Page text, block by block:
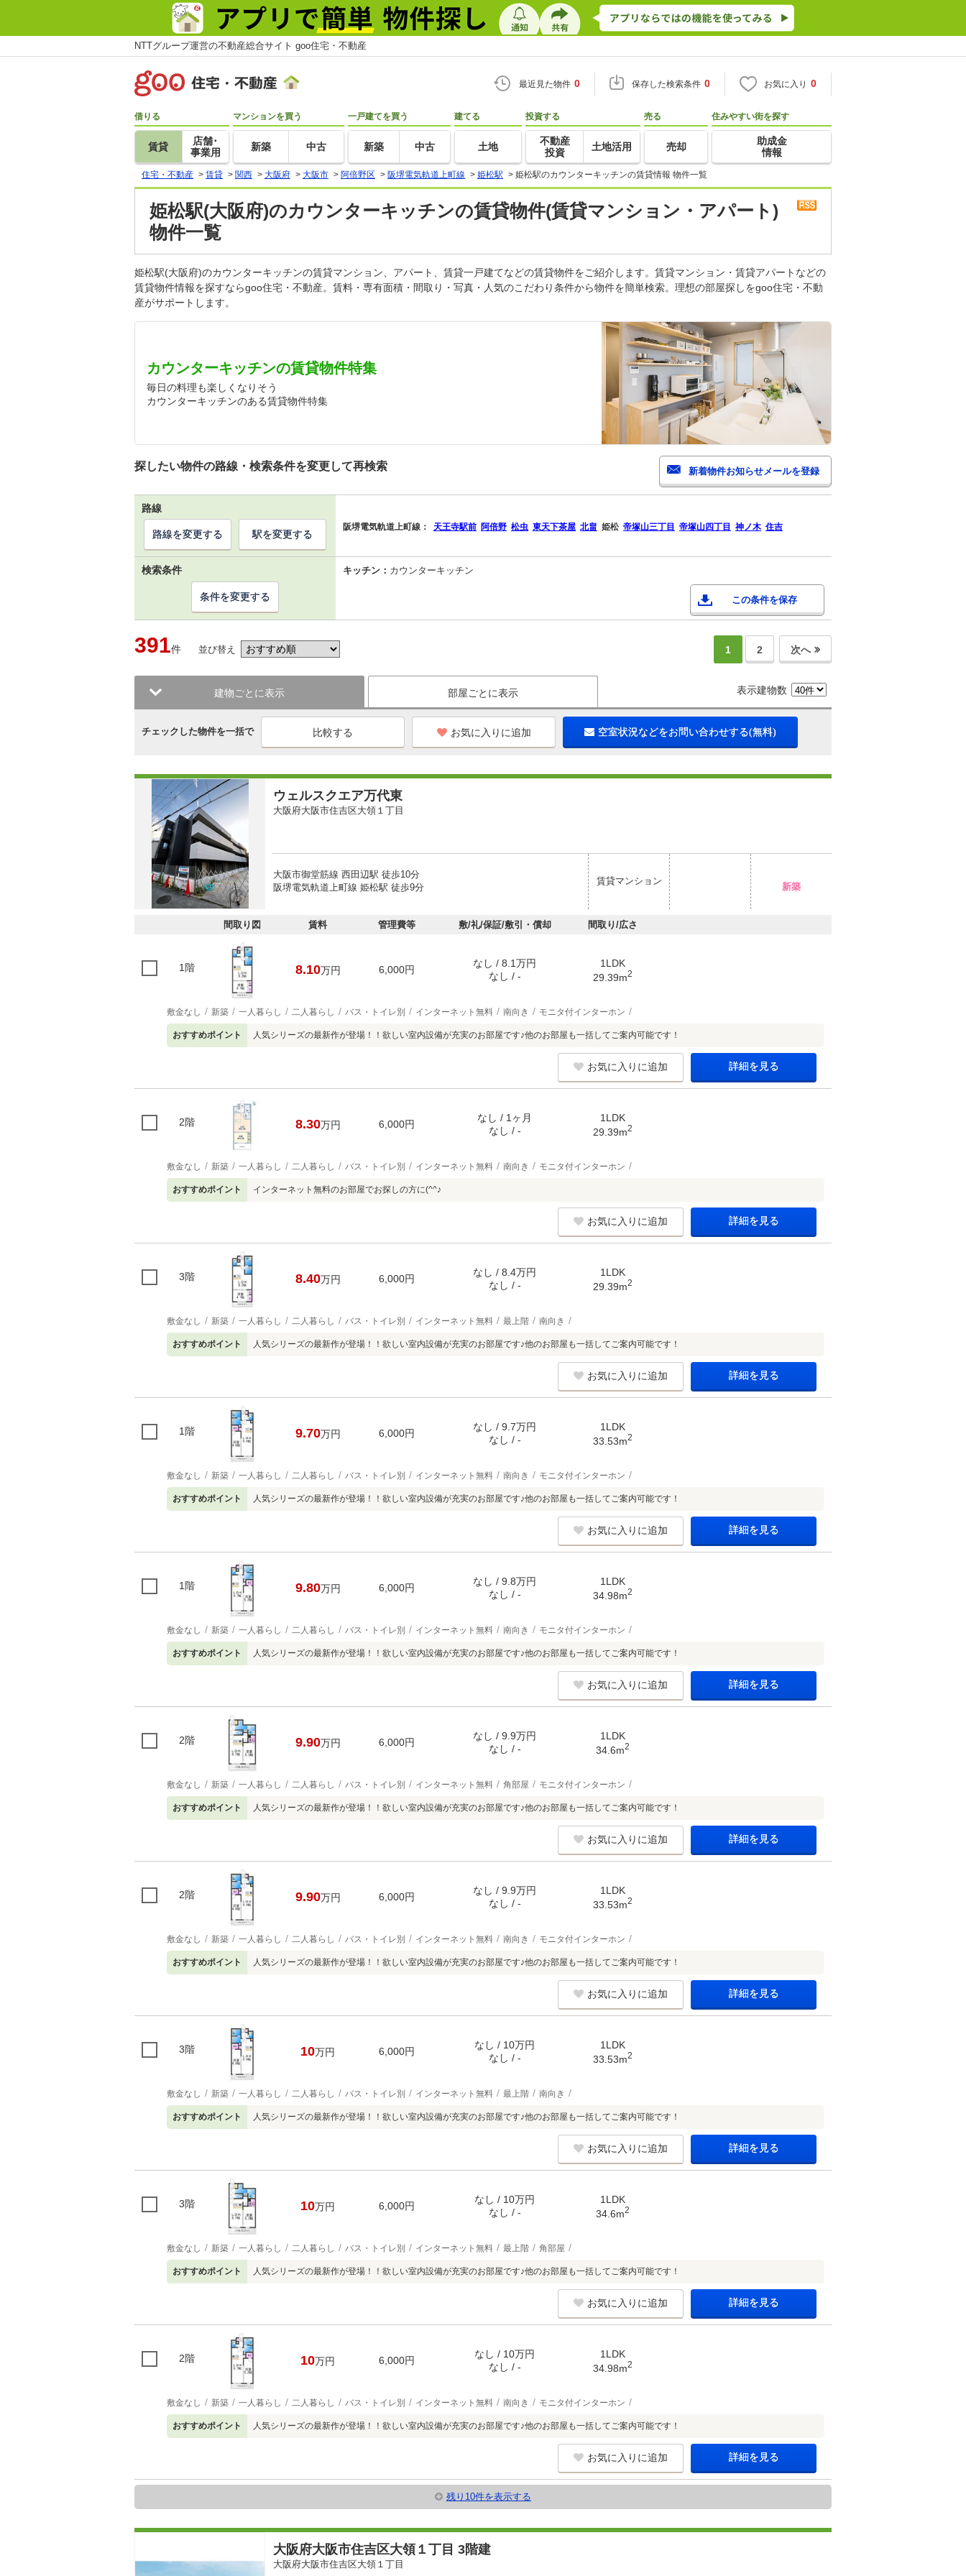
NTTグループ運営の不動産総合サイト goo住宅・不動産
最近見た物件 0 保存した検索条件 0 お気に入り 0
借りる
賃貸
店舗･
事業用
マンションを買う
新築 中古
一戸建てを買う
新築 中古
建てる
土地
投資する
不動産
投資
土地活用
売る
売却
住みやすい街を探す
助成金
情報
住宅・不動産 > 賃貸 > 関西 > 大阪府 > 大阪市 > 阿倍野区 > 阪堺電気軌道上町線 > 姫松駅 > 姫松駅のカウンターキッチンの賃貸情報 物件一覧
姫松駅(大阪府)のカウンターキッチンの賃貸物件(賃貸マンション・アパート)
物件一覧
姫松駅(大阪府)のカウンターキッチンの賃貸マンション、アパート、賃貸一戸建てなどの賃貸物件をご紹介します。賃貸マンション・賃貸アパートなどの
賃貸物件情報を探すならgoo住宅・不動産。賃料・専有面積・間取り・写真・人気のこだわり条件から物件を簡単検索。理想の部屋探しをgoo住宅・不動
産がサポートします。
カウンターキッチンの賃貸物件特集
毎日の料理も楽しくなりそう
カウンターキッチンのある賃貸物件特集
探したい物件の路線・検索条件を変更して再検索
路線
阪堺電気軌道上町線： 天王寺駅前 阿倍野 松虫 東天下茶屋 北畠 姫松 帝塚山三丁目 帝塚山四丁目 神ノ木 住吉
路線を変更する 駅を変更する
検索条件 キッチン： カウンターキッチン
この条件を保存
条件を変更する
391件 並び替え 1 2 次へ
建物ごとに表示 部屋ごとに表示 表示建物数
チェックした物件を一括で お気に入りに追加 空室状況などをお問い合わせする(無料)
ウェルスクエア万代東
大阪府大阪市住吉区大領１丁目
大阪市御堂筋線 西田辺駅 徒歩10分
阪堺電気軌道上町線 姫松駅 徒歩9分
賃貸マンション
新築
間取り図 賃料 管理費等 敷/礼/保証/敷引・償却 間取り/広さ
1階 8.10万円 6,000円
なし / 8.1万円
なし / -
1LDK
29.39m2
敷金なし 新築 一人暮らし 二人暮らし バス・トイレ別 インターネット無料 南向き モニタ付インターホン
おすすめポイント 人気シリーズの最新作が登場！！欲しい室内設備が充実のお部屋です♪他のお部屋も一括してご案内可能です！
お気に入りに追加 詳細を見る
2階 8.30万円 6,000円
なし / 1ヶ月
なし / -
1LDK
29.39m2
敷金なし 新築 一人暮らし 二人暮らし バス・トイレ別 インターネット無料 南向き モニタ付インターホン
おすすめポイント インターネット無料のお部屋でお探しの方に(^^♪
お気に入りに追加 詳細を見る
3階 8.40万円 6,000円
なし / 8.4万円
なし / -
1LDK
29.39m2
敷金なし 新築 一人暮らし 二人暮らし バス・トイレ別 インターネット無料 最上階 南向き
おすすめポイント 人気シリーズの最新作が登場！！欲しい室内設備が充実のお部屋です♪他のお部屋も一括してご案内可能です！
お気に入りに追加 詳細を見る
1階 9.70万円 6,000円
なし / 9.7万円
なし / -
1LDK
33.53m2
敷金なし 新築 一人暮らし 二人暮らし バス・トイレ別 インターネット無料 南向き モニタ付インターホン
おすすめポイント 人気シリーズの最新作が登場！！欲しい室内設備が充実のお部屋です♪他のお部屋も一括してご案内可能です！
お気に入りに追加 詳細を見る
1階 9.80万円 6,000円
なし / 9.8万円
なし / -
1LDK
34.98m2
敷金なし 新築 一人暮らし 二人暮らし バス・トイレ別 インターネット無料 南向き モニタ付インターホン
おすすめポイント 人気シリーズの最新作が登場！！欲しい室内設備が充実のお部屋です♪他のお部屋も一括してご案内可能です！
お気に入りに追加 詳細を見る
2階 9.90万円 6,000円
なし / 9.9万円
なし / -
1LDK
34.6m2
敷金なし 新築 一人暮らし 二人暮らし バス・トイレ別 インターネット無料 角部屋 モニタ付インターホン
おすすめポイント 人気シリーズの最新作が登場！！欲しい室内設備が充実のお部屋です♪他のお部屋も一括してご案内可能です！
お気に入りに追加 詳細を見る
2階 9.90万円 6,000円
なし / 9.9万円
なし / -
1LDK
33.53m2
敷金なし 新築 一人暮らし 二人暮らし バス・トイレ別 インターネット無料 南向き モニタ付インターホン
おすすめポイント 人気シリーズの最新作が登場！！欲しい室内設備が充実のお部屋です♪他のお部屋も一括してご案内可能です！
お気に入りに追加 詳細を見る
3階 10万円 6,000円
なし / 10万円
なし / -
1LDK
33.53m2
敷金なし 新築 一人暮らし 二人暮らし バス・トイレ別 インターネット無料 最上階 南向き
おすすめポイント 人気シリーズの最新作が登場！！欲しい室内設備が充実のお部屋です♪他のお部屋も一括してご案内可能です！
お気に入りに追加 詳細を見る
3階 10万円 6,000円
なし / 10万円
なし / -
1LDK
34.6m2
敷金なし 新築 一人暮らし 二人暮らし バス・トイレ別 インターネット無料 最上階 角部屋
おすすめポイント 人気シリーズの最新作が登場！！欲しい室内設備が充実のお部屋です♪他のお部屋も一括してご案内可能です！
お気に入りに追加 詳細を見る
2階 10万円 6,000円
なし / 10万円
なし / -
1LDK
34.98m2
敷金なし 新築 一人暮らし 二人暮らし バス・トイレ別 インターネット無料 南向き モニタ付インターホン
おすすめポイント 人気シリーズの最新作が登場！！欲しい室内設備が充実のお部屋です♪他のお部屋も一括してご案内可能です！
お気に入りに追加 詳細を見る
残り10件を表示する
大阪府大阪市住吉区大領１丁目 3階建
大阪府大阪市住吉区大領１丁目